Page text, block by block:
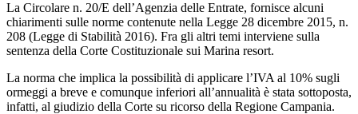
La Circolare n. 20/E dell’Agenzia delle Entrate, fornisce alcuni
chiarimenti sulle norme contenute nella Legge 28 dicembre 2015, n.
208 (Legge di Stabilità 2016). Fra gli altri temi interviene sulla
sentenza della Corte Costituzionale sui Marina resort.
La norma che implica la possibilità di applicare l’IVA al 10% sugli
ormeggi a breve e comunque inferiori all’annualità è stata sottoposta,
infatti, al giudizio della Corte su ricorso della Regione Campania.